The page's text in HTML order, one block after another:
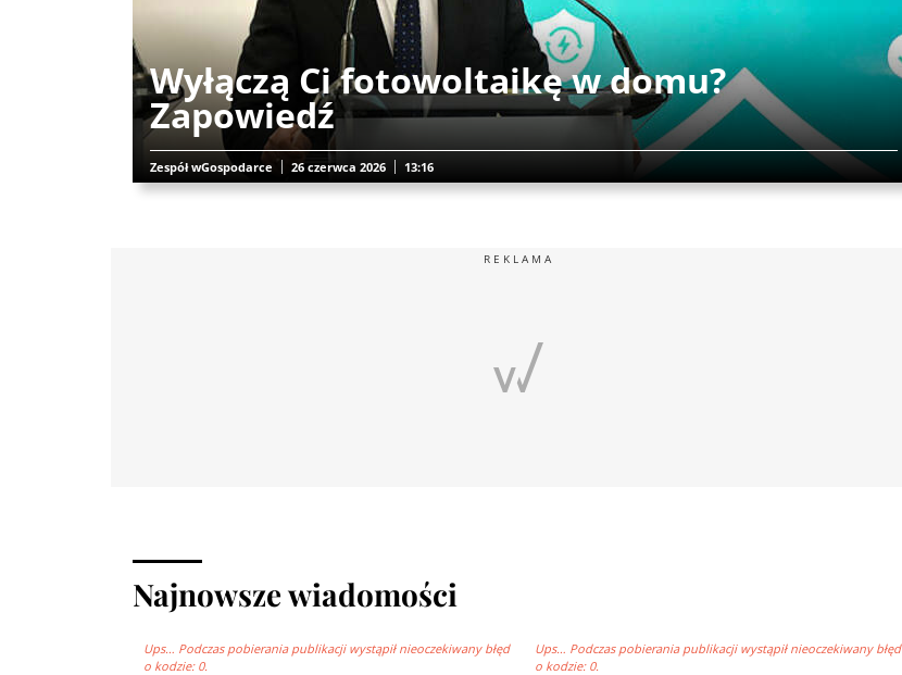
Wyłączą Ci fotowoltaikę w domu?
Zapowiedź
Zespół wGospodarce 26 czerwca 2026 13:16
REKLAMA
Najnowsze wiadomości
Ups… Podczas pobierania publikacji wystąpił nieoczekiwany błęd
o kodzie: 0.
Ups… Podczas pobierania publikacji wystąpił nieoczekiwany błęd
o kodzie: 0.